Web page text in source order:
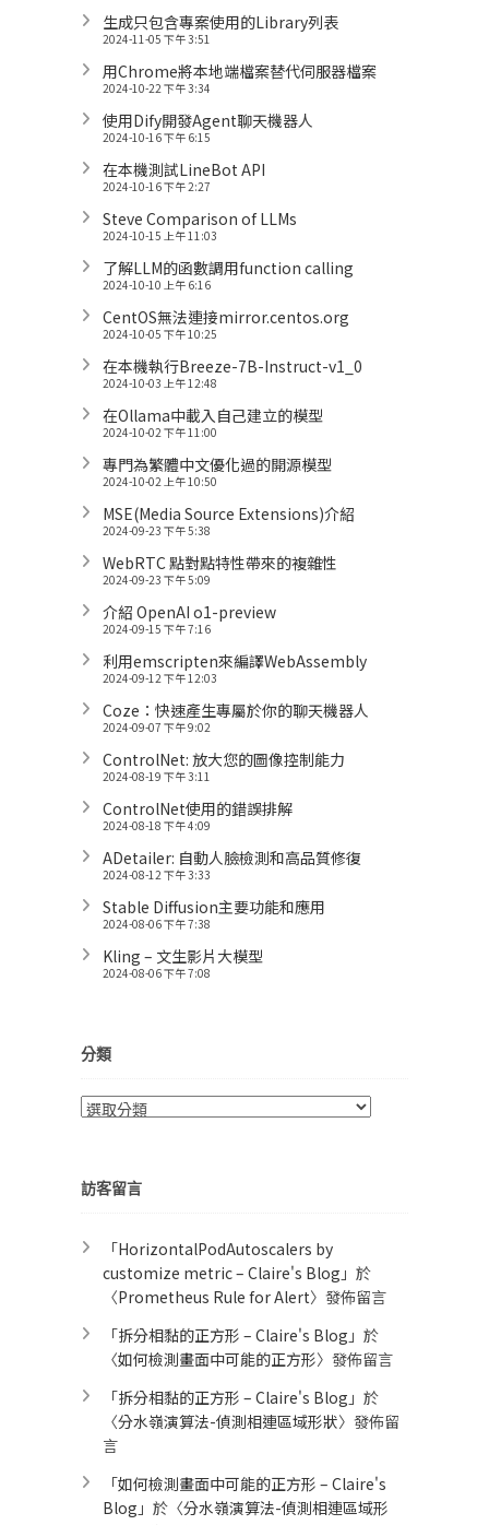
生成只包含專案使用的Library列表
2024-11-05 下午 3:51
用Chrome將本地端檔案替代伺服器檔案
2024-10-22 下午 3:34
使用Dify開發Agent聊天機器人
2024-10-16 下午 6:15
在本機測試LineBot API
2024-10-16 下午 2:27
Steve Comparison of LLMs
2024-10-15 上午 11:03
了解LLM的函數調用function calling
2024-10-10 上午 6:16
CentOS無法連接mirror.centos.org
2024-10-05 下午 10:25
在本機執行Breeze-7B-Instruct-v1_0
2024-10-03 上午 12:48
在Ollama中載入自己建立的模型
2024-10-02 下午 11:00
專門為繁體中文優化過的開源模型
2024-10-02 上午 10:50
MSE(Media Source Extensions)介紹
2024-09-23 下午 5:38
WebRTC 點對點特性帶來的複雜性
2024-09-23 下午 5:09
介紹 OpenAI o1-preview
2024-09-15 下午 7:16
利用emscripten來編譯WebAssembly
2024-09-12 下午 12:03
Coze：快速產生專屬於你的聊天機器人
2024-09-07 下午 9:02
ControlNet: 放大您的圖像控制能力
2024-08-19 下午 3:11
ControlNet使用的錯誤排解
2024-08-18 下午 4:09
ADetailer: 自動人臉檢測和高品質修復
2024-08-12 下午 3:33
Stable Diffusion主要功能和應用
2024-08-06 下午 7:38
Kling – 文生影片大模型
2024-08-06 下午 7:08
分類
分
訪客留言
「HorizontalPodAutoscalers by
customize metric – Claire's Blog 」於
〈Prometheus Rule for Alert​〉發佈留言
「拆分相黏的正方形 – Claire's Blog 」於
〈如何檢測畫面中可能的正方形〉發佈留言
「拆分相黏的正方形 – Claire's Blog 」於
〈分水嶺演算法-偵測相連區域形狀〉發佈留
言
「如何檢測畫面中可能的正方形 – Claire's
Blog 」於〈分水嶺演算法-偵測相連區域形